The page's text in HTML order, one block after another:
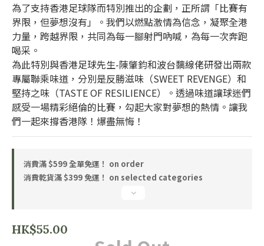
為了支持香港足球隊而特別推出的企劃，正所謂「比賽有
界限，但夢想沒有」。我們以燃點激情為信念，凝聚全港
力量，跨越界限，共同為每一腳射門吶喊，為每一次奔跑
喝采。
為此特別與香港足球先生-陳肇鈞和波台黐線佬研發出兩款
專屬聯乘味道，分別是反勝滋味（SWEET REVENGE）和
堅持之味（TASTE OF RESILIENCE）。透過味道讓球迷們
感受一場精彩絕倫的比賽，勾起大家對夢想的熱情。讓我
們一起來撐香港隊！爆盡無悔！
消費滿 $599 全單免運！ on order
消費乾貨滿 $399 免運！ on selected categories
HK$55.00